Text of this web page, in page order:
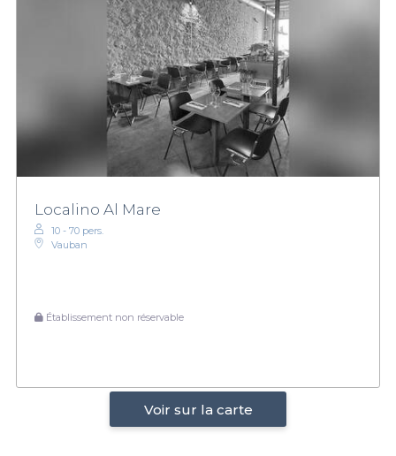
Localino Al Mare
10 - 70 pers.
Vauban
Établissement non réservable
Voir sur la carte